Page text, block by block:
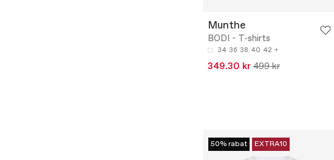
Munthe
BODI - T-shirts
34 36 38 40 42
349.30 kr 499 kr
50% rabat EXTRA10